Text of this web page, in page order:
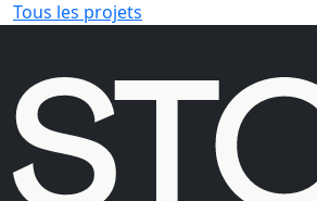
Tous les projets